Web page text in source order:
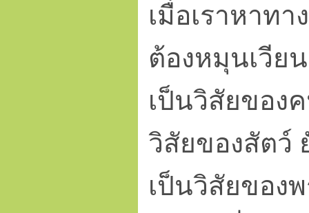
เมื่อเราหาท
ต้องหมุนเวีย
เป็นวิสัยของ
วิสัยของสัตว์
เป็นวิสัยของ